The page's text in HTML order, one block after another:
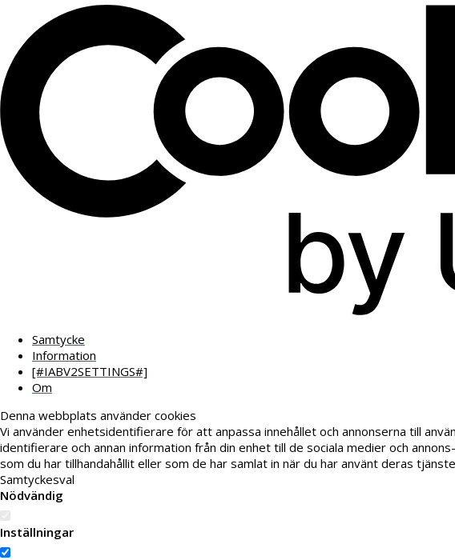
Samtycke
Information
[#IABV2SETTINGS#]
Om
Denna webbplats använder cookies
Vi använder enhetsidentifierare för att anpassa innehållet och annonserna till
identifierare och annan information från din enhet till de sociala medier och
som du har tillhandahållit eller som de har samlat in när du har använt deras
Samtyckesval
Nödvändig
Inställningar